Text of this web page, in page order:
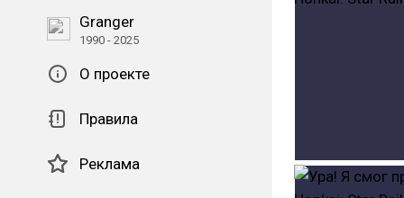
Granger
1990 - 2025
О проекте
Правила
Реклама